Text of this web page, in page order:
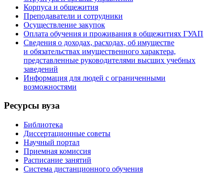
Корпуса и общежития
Преподаватели и сотрудники
Осуществление закупок
Оплата обучения и проживания в общежитиях ГУАП
Сведения о доходах, расходах, об имуществе
и обязательствах имущественного характера,
представленные руководителями высших учебных
заведений
Информация для людей с ограниченными
возможностями
Ресурсы вуза
Библиотека
Диссертационные советы
Научный портал
Приемная комиссия
Расписание занятий
Система дистанционного обучения